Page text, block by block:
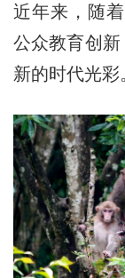
近年来，随
公众教育创新
新的时代光彩